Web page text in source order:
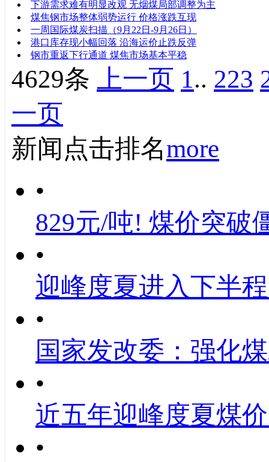
下游需求难有明显改观 无烟煤局部调整为主
煤焦钢市场整体弱势运行 价格涨跌互现
一周国际煤炭扫描（9月22日-9月26日）
港口库存现小幅回落 沿海运价止跌反弹
钢市重返下行通道 煤焦市场基本平稳
4629条 上一页 1.. 223
一页
新闻点击排名more
•
829元/吨! 煤价突破
•
迎峰度夏进入下半
•
国家发改委：强化
•
近五年迎峰度夏煤
•